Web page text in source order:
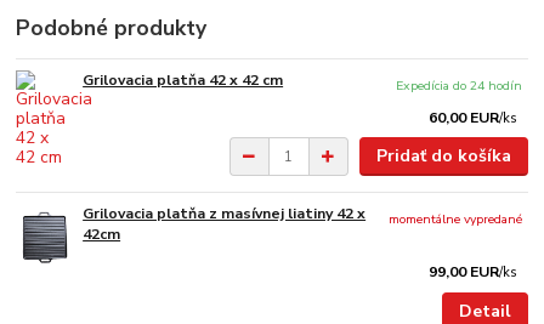
Podobné produkty
Grilovacia platňa 42 x 42 cm
60,00 EUR/ks
Expedícia do 24 hodín
Pridať do košíka
Grilovacia platňa z masívnej liatiny 42 x
42cm
99,00 EUR/ks
momentálne vypredané
Detail